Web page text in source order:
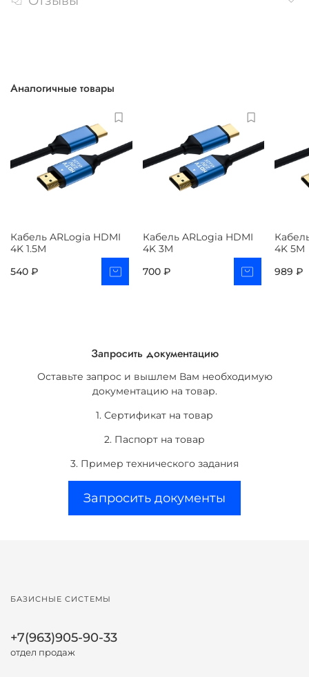
Аналогичные товары
Кабель ARLogia HDMI
4K 1.5M
540 ₽
Кабель ARLogia HDMI
4K 3M
700 ₽
4K 5M
989 ₽
Запросить документацию
Оставьте запрос и вышлем Вам необходимую
документацию на товар.
1. Сертификат на товар
2. Паспорт на товар
3. Пример технического задания
Запросить документы
БАЗИСНЫЕ СИСТЕМЫ
+7(963)905-90-33
отдел продаж